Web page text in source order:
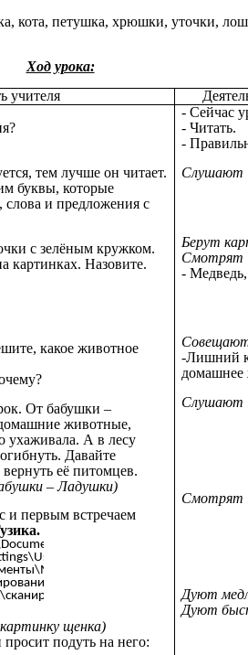
кота, петушка, хрюшки, уточки,
Ход урока:
учителя
тем лучше он читает.
буквы, которые
слова и предложения с
с зелёным кружком.
картинках. Назовите.
какое животное
От бабушки –
животные,
ухаживала. А в лесу
Давайте
её питомцев.
– Ладушки)
и первым встречаем
щенка)
подуть на него:
- Сейчас
- Читать.
-
Слушают
Берут
Смотрят
- Медведь,
-Лишний
домашнее
Слушают
Смотрят
Дуют
Дуют